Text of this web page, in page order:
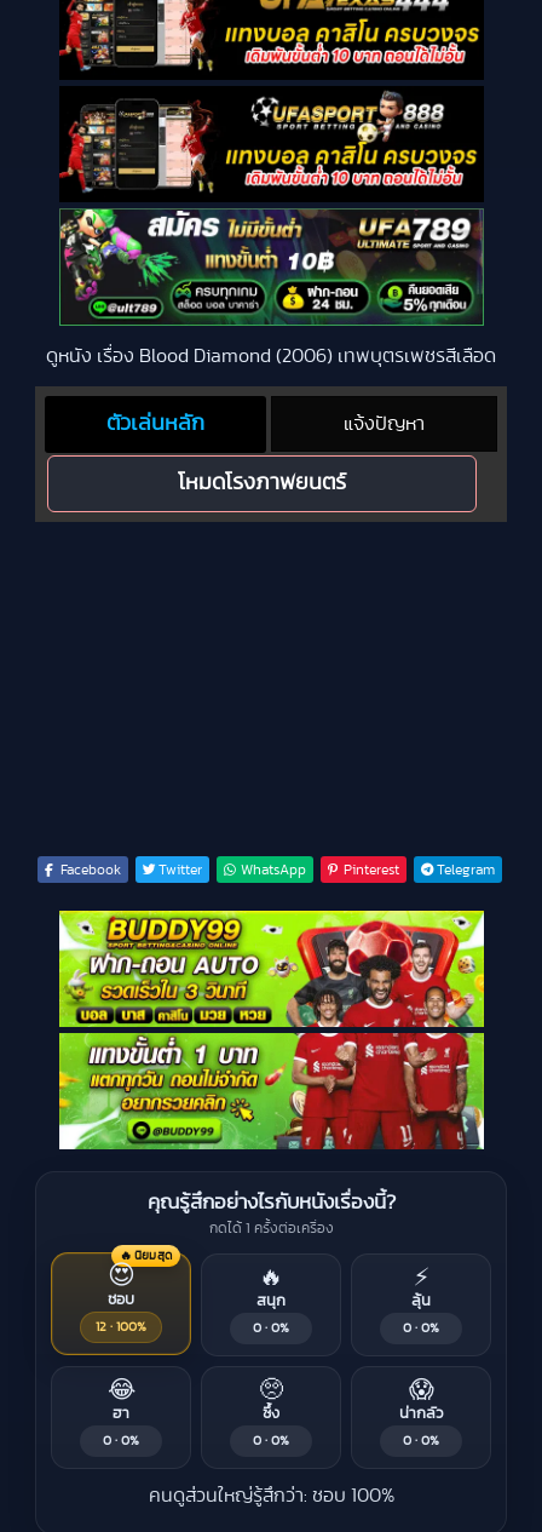
ดูหนัง เรื่อง Blood Diamond (2006) เทพบุตรเพชรสีเลือด
ตัวเล่นหลัก แจ้งปัญหา
โหมดโรงภาพยนตร์
Facebook Twitter WhatsApp Pinterest Telegram
คุณรู้สึกอย่างไรกับหนังเรื่องนี้?
กดได้ 1 ครั้งต่อเครื่อง
🔥 นิยมสุด
😍
ชอบ
12 · 100%
🔥
สนุก
0 · 0%
⚡
ลุ้น
0 · 0%
😂
ฮา
0 · 0%
🥺
ซึ้ง
0 · 0%
😱
น่ากลัว
0 · 0%
คนดูส่วนใหญ่รู้สึกว่า: ชอบ 100%